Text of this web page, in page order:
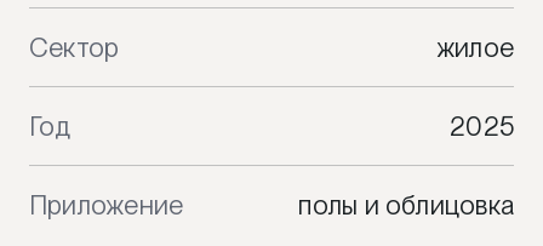
Сектор жилое
Год 2025
Приложение полы и облицовка